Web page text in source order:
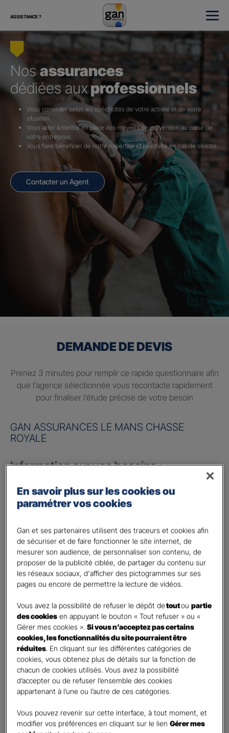
ASSISTANCE ?
Nosassurances
dédiées aux professionnels
Vous conseiller selon les spécificités de votre activité et de votre
situation.
Vous aider à mettre en place des moyens de prévention au cœur de
votre entreprise.
Vous faire bénéficier de notre expertise et réactivité en cas de sinistre.
Contacter un Agent
DEMANDE DE DEVIS
Prenez 3 minutes pour remplir ce rapide questionnaire afin
que l’agence sélectionnée vous recontacte rapidement
pour finaliser l’étude précise de votre besoin
GAN ASSURANCES LE MANS CHASSE
ROYALE
Information sur vos besoins :
Vos besoins concernent :*
votre vie privée
Vos informations :
Etes-vous déjà client Gan assurances ?*
Oui
Non
Civilité
Madame
Monsieur
Contact*
First Last
United
En savoir plus sur les cookies ou
paramétrer vos cookies
Gan et ses partenaires utilisent des traceurs et cookies afin
de sécuriser et de faire fonctionner le site internet, de
mesurer son audience, de personnaliser son contenu, de
proposer de la publicité ciblée, de partager du contenu sur
les réseaux sociaux, d'afficher des pictogrammes sur ses
pages ou encore de permettre la lecture de vidéos.
Vous avez la possibilité de refuser le dépôt detoutoupartie
des cookies en appuyant le bouton « Tout refuser » ou «
Gérer mes cookies ».Si vous n’acceptez pas certains
cookies, les fonctionnalités du site pourraient être
réduites . En cliquant sur les différentes catégories de
cookies, vous obtenez plus de détails sur la fonction de
chacun de cookies utilisés. Vous avez la possibilité
d’accepter ou de refuser l’ensemble des cookies
appartenant à l’une ou l’autre de ces catégories.
Vous pouvez revenir sur cette interface, à tout moment, et
modifier vos préférences en cliquant sur le lienGérer mes